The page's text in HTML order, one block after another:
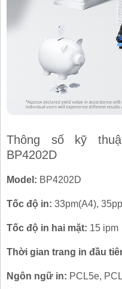
Thông số kỹ
BP4202D
Model: BP4202D
Tốc độ in: 33pm(A4),
Tốc độ in hai mặt: 15 ipm
Thời gian trang in đầu
Ngôn ngữ in: PCL5e,